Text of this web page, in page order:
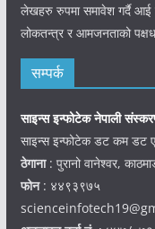
लेखहरु रुपमा समावेश गर्दै आई
लोकतन्त्र र आमजनताको
सम्पर्क
साइन्स इन्फोटेक नेपाली
साइन्स इन्फोटेक डट कम डट
ठेगाना: पुरानो वानेश्वर,
फोन: ४४९३९७५